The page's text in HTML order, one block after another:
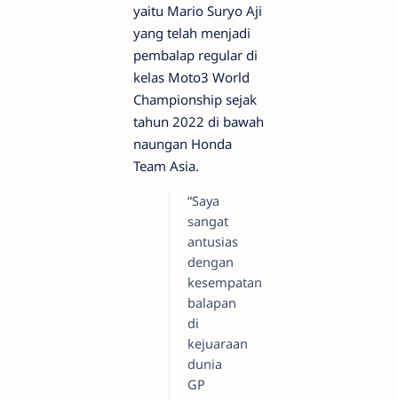
yaitu Mario Suryo Aji
yang telah menjadi
pembalap regular di
kelas Moto3 World
Championship sejak
tahun 2022 di bawah
naungan Honda
Team Asia.
“Saya
sangat
antusias
dengan
kesempatan
balapan
di
kejuaraan
dunia
GP